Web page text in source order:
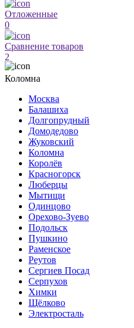
Отложенные
0
Сравнение товаров
2
Коломна
Москва
Балашиха
Долгопрудный
Домодедово
Жуковский
Коломна
Королёв
Красногорск
Люберцы
Мытищи
Одинцово
Орехово-Зуево
Подольск
Пушкино
Раменское
Реутов
Сергиев Посад
Серпухов
Химки
Щёлково
Электросталь